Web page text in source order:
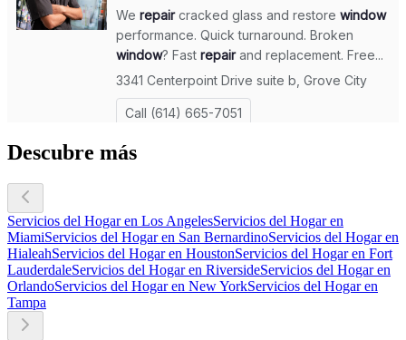
Descubre más
Servicios del Hogar en Los AngelesServicios del Hogar en
MiamiServicios del Hogar en San BernardinoServicios del Hogar en
HialeahServicios del Hogar en HoustonServicios del Hogar en Fort
LauderdaleServicios del Hogar en RiversideServicios del Hogar en
OrlandoServicios del Hogar en New YorkServicios del Hogar en
Tampa